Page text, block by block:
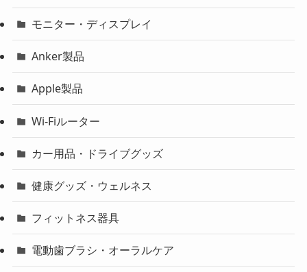
モニター・ディスプレイ
Anker製品
Apple製品
Wi-Fiルーター
カー用品・ドライブグッズ
健康グッズ・ウェルネス
フィットネス器具
電動歯ブラシ・オーラルケア